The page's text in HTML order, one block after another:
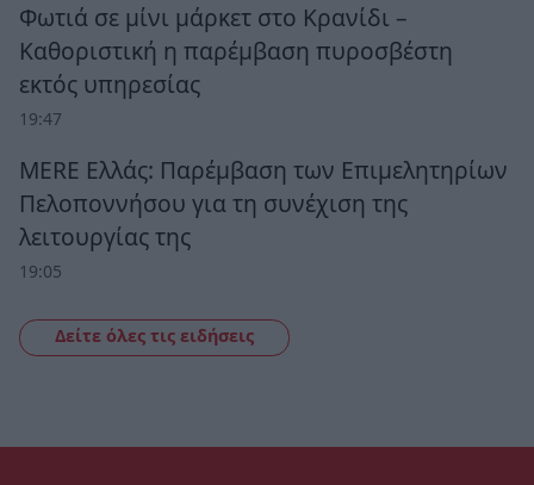
Φωτιά σε μίνι μάρκετ στο Κρανίδι –
Καθοριστική η παρέμβαση πυροσβέστη
εκτός υπηρεσίας
19:47
MERE Ελλάς: Παρέμβαση των Επιμελητηρίων
Πελοποννήσου για τη συνέχιση της
λειτουργίας της
19:05
Δείτε όλες τις ειδήσεις